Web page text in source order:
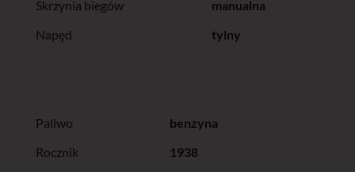
Skrzynia biegów
manualna
Napęd
tylny
Paliwo
benzyna
Rocznik
1938